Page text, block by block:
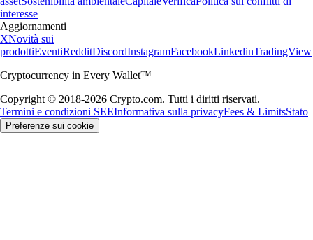
interesse
Aggiornamenti
XNovità sui
prodottiEventiRedditDiscordInstagramFacebookLinkedinTradingView
Cryptocurrency in Every Wallet™
Copyright © 2018-2026 Crypto.com. Tutti i diritti riservati.
Termini e condizioni SEEInformativa sulla privacyFees & LimitsStato
Preferenze sui cookie